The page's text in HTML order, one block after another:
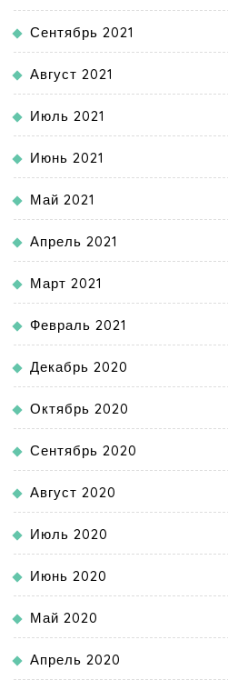
Сентябрь 2021
Август 2021
Июль 2021
Июнь 2021
Май 2021
Апрель 2021
Март 2021
Февраль 2021
Декабрь 2020
Октябрь 2020
Сентябрь 2020
Август 2020
Июль 2020
Июнь 2020
Май 2020
Апрель 2020